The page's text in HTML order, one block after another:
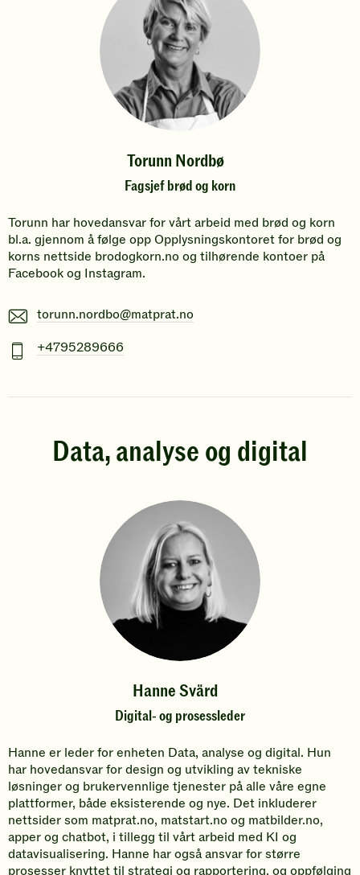
Torunn Nordbø
Fagsjef brød og korn
Torunn har hovedansvar for vårt arbeid med brød og korn
bl.a. gjennom å følge opp Opplysningskontoret for brød og
korns nettside brodogkorn.no og tilhørende kontoer på
Facebook og Instagram.
E-
torunn.nordbo@matprat.no
Mobiltelefonnummer
+4795289666
Data, analyse og digital
Hanne Svärd
Digital- og prosessleder
Hanne er leder for enheten Data, analyse og digital. Hun
har hovedansvar for design og utvikling av tekniske
løsninger og brukervennlige tjenester på alle våre egne
plattformer, både eksisterende og nye. Det inkluderer
nettsider som matprat.no, matstart.no og matbilder.no,
apper og chatbot, i tillegg til vårt arbeid med KI og
datavisualisering. Hanne har også ansvar for større
prosesser knyttet til strategi og rapportering, og oppfølging